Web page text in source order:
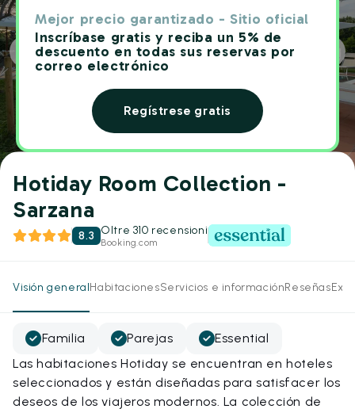
Mejor precio garantizado - Sitio oficial
Inscríbase gratis y reciba un 5% de
descuento en todas sus reservas por
correo electrónico
Regístrese gratis
Hotiday Room Collection -
Sarzana
8.3 Oltre 310 recensioni
Booking.com
Visión generalHabitacionesServicios e informaciónReseñas
Familia Parejas
Essential
Las habitaciones Hotiday se encuentran en hoteles
seleccionados y están diseñadas para satisfacer los
deseos de los viajeros modernos. La colección de